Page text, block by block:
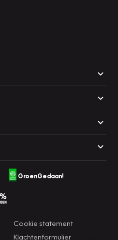
GroenGedaan!
Cookie statement
Klachtenformulier